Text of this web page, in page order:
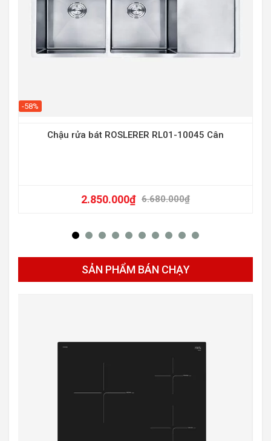
-58%
Chậu rửa bát ROSLERER RL01-10045 Cân
6.680.000₫
2.850.000₫
SẢN PHẨM BÁN CHẠY